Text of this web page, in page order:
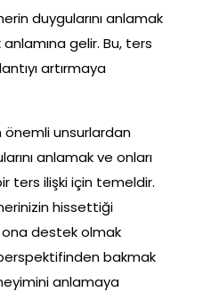
duygularını anlamak
gelir. Bu, ters
artırmaya
önemli unsurlardan
anlamak ve onları
ters ilişki için temeldir.
hissettiği
ona destek olmak
bakmak
anlamaya